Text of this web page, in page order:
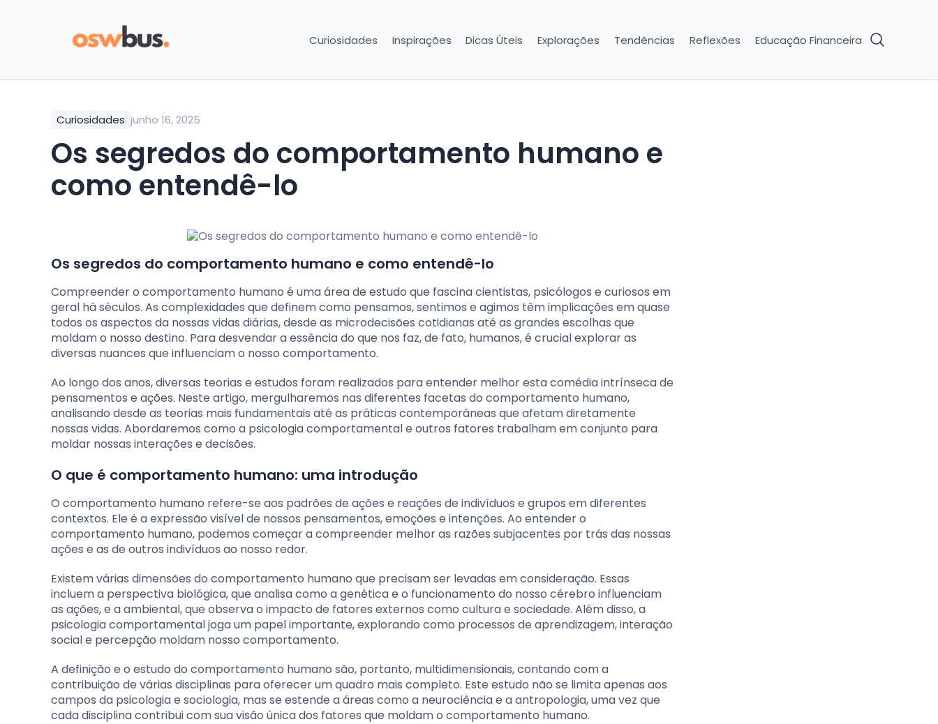
Curiosidades Inspirações Dicas Úteis Explorações Tendências Reflexões Educação Financeira
Curiosidades junho 16, 2025
Os segredos do comportamento humano e
como entendê-lo
Os segredos do comportamento humano e como entendê-lo
Compreender o comportamento humano é uma área de estudo que fascina cientistas, psicólogos e curiosos em
geral há séculos. As complexidades que definem como pensamos, sentimos e agimos têm implicações em quase
todos os aspectos da nossas vidas diárias, desde as microdecisões cotidianas até as grandes escolhas que
moldam o nosso destino. Para desvendar a essência do que nos faz, de fato, humanos, é crucial explorar as
diversas nuances que influenciam o nosso comportamento.
Ao longo dos anos, diversas teorias e estudos foram realizados para entender melhor esta comédia intrínseca de
pensamentos e ações. Neste artigo, mergulharemos nas diferentes facetas do comportamento humano,
analisando desde as teorias mais fundamentais até as práticas contemporâneas que afetam diretamente
nossas vidas. Abordaremos como a psicologia comportamental e outros fatores trabalham em conjunto para
moldar nossas interações e decisões.
O que é comportamento humano: uma introdução
O comportamento humano refere-se aos padrões de ações e reações de indivíduos e grupos em diferentes
contextos. Ele é a expressão visível de nossos pensamentos, emoções e intenções. Ao entender o
comportamento humano, podemos começar a compreender melhor as razões subjacentes por trás das nossas
ações e as de outros indivíduos ao nosso redor.
Existem várias dimensões do comportamento humano que precisam ser levadas em consideração. Essas
incluem a perspectiva biológica, que analisa como a genética e o funcionamento do nosso cérebro influenciam
as ações, e a ambiental, que observa o impacto de fatores externos como cultura e sociedade. Além disso, a
psicologia comportamental joga um papel importante, explorando como processos de aprendizagem, interação
social e percepção moldam nosso comportamento.
A definição e o estudo do comportamento humano são, portanto, multidimensionais, contando com a
contribuição de várias disciplinas para oferecer um quadro mais completo. Este estudo não se limita apenas aos
campos da psicologia e sociologia, mas se estende a áreas como a neurociência e a antropologia, uma vez que
cada disciplina contribui com sua visão única dos fatores que moldam o comportamento humano.